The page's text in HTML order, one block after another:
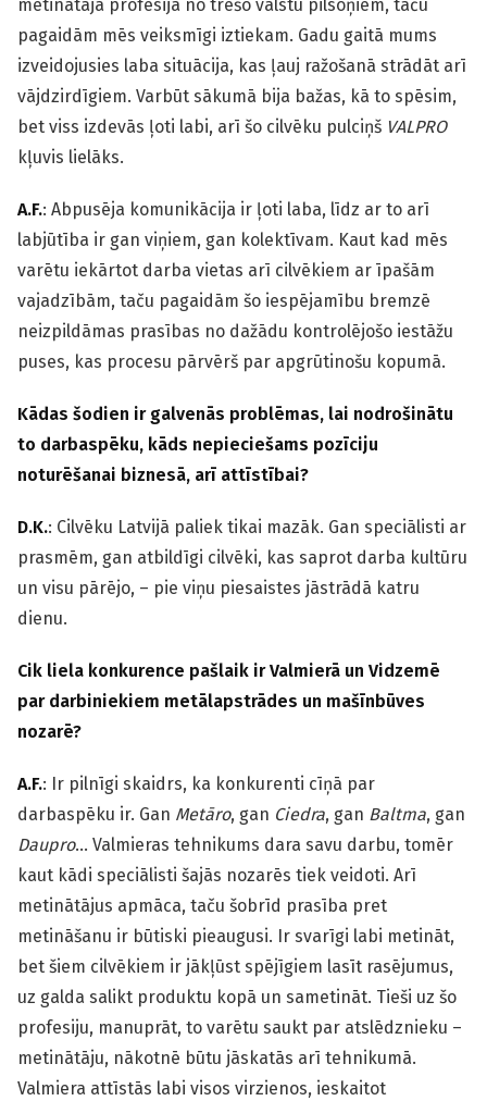
metinātāja profesijā no trešo valstu pilsoņiem, taču
pagaidām mēs veiksmīgi iztiekam. Gadu gaitā mums
izveidojusies laba situācija, kas ļauj ražošanā strādāt arī
vājdzirdīgiem. Varbūt sākumā bija bažas, kā to spēsim,
bet viss izdevās ļoti labi, arī šo cilvēku pulciņš VALPRO
kļuvis lielāks.
A.F.: Abpusēja komunikācija ir ļoti laba, līdz ar to arī
labjūtība ir gan viņiem, gan kolektīvam. Kaut kad mēs
varētu iekārtot darba vietas arī cilvēkiem ar īpašām
vajadzībām, taču pagaidām šo iespējamību bremzē
neizpildāmas prasības no dažādu kontrolējošo iestāžu
puses, kas procesu pārvērš par apgrūtinošu kopumā.
Kādas šodien ir galvenās problēmas, lai nodrošinātu
to darbaspēku, kāds nepieciešams pozīciju
noturēšanai biznesā, arī attīstībai?
D.K.: Cilvēku Latvijā paliek tikai mazāk. Gan speciālisti ar
prasmēm, gan atbildīgi cilvēki, kas saprot darba kultūru
un visu pārējo, – pie viņu piesaistes jāstrādā katru
dienu.
Cik liela konkurence pašlaik ir Valmierā un Vidzemē
par darbiniekiem metālapstrādes un mašīnbūves
nozarē?
A.F.: Ir pilnīgi skaidrs, ka konkurenti cīņā par
darbaspēku ir. Gan Metāro, gan Ciedra, gan Baltma, gan
Daupro… Valmieras tehnikums dara savu darbu, tomēr
kaut kādi speciālisti šajās nozarēs tiek veidoti. Arī
metinātājus apmāca, taču šobrīd prasība pret
metināšanu ir būtiski pieaugusi. Ir svarīgi labi metināt,
bet šiem cilvēkiem ir jākļūst spējīgiem lasīt rasējumus,
uz galda salikt produktu kopā un sametināt. Tieši uz šo
profesiju, manuprāt, to varētu saukt par atslēdznieku –
metinātāju, nākotnē būtu jāskatās arī tehnikumā.
Valmiera attīstās labi visos virzienos, ieskaitot